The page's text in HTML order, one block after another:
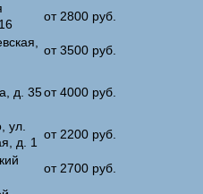
от 2800 руб.
от 3500 руб.
д. 35от 4000 руб.
ул.
д. 1
от 2200 руб.
от 2700 руб.